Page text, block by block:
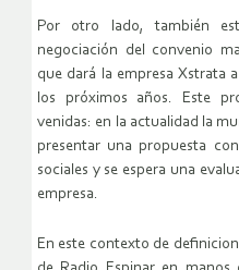
Por otro lado, también
negociación del convenio
que dará la empresa Xstrata
los próximos años. Este
venidas: en la actualidad la
presentar una propuesta
sociales y se espera una
empresa.
En este contexto de